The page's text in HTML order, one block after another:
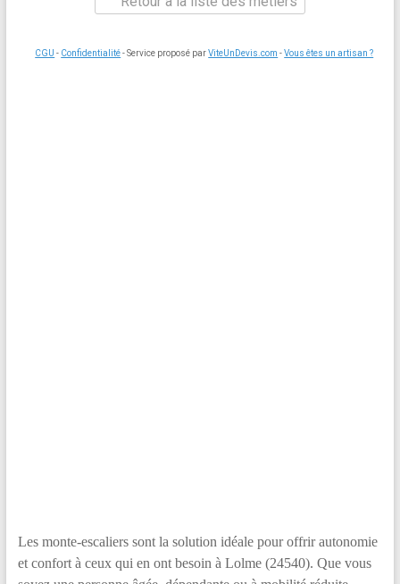
CGU - Confidentialité- Service proposé parViteUnDevis.com -Vous êtes un artisan ?
Les monte-escaliers sont la solution idéale pour offrir autonomie
et confort à ceux qui en ont besoin à Lolme (24540). Que vous